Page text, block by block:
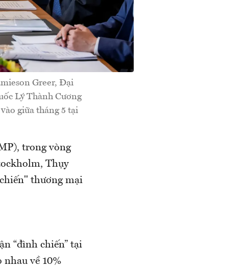
Greer, Đại
Lý Thành Cương
giữa tháng 5 tại
trong vòng
Thụy
thương mại
“đình chiến” tại
nhau về 10%